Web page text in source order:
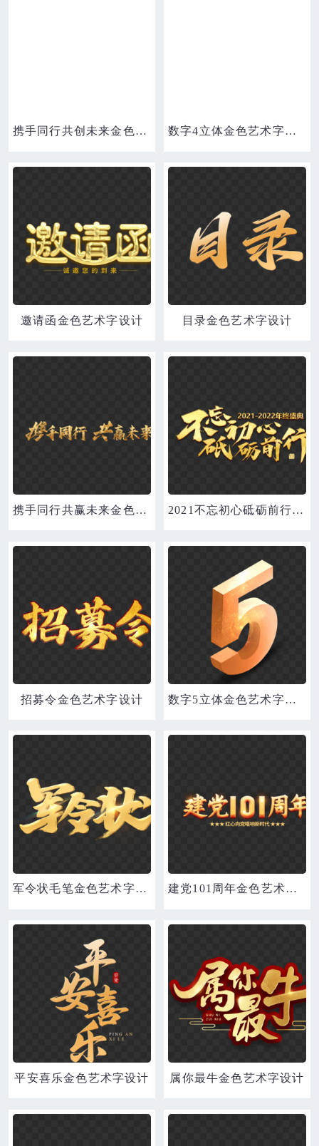
携手同行共创未来金色艺术字设计 数字4立体金色艺术字设计
邀请函金色艺术字设计 目录金色艺术字设计
携手同行共赢未来金色艺术字设计 2021不忘初心砥砺前行金色艺术字设计
招募令金色艺术字设计 数字5立体金色艺术字设计
军令状毛笔金色艺术字立体设计 建党101周年金色艺术字设计
平安喜乐金色艺术字设计 属你最牛金色艺术字设计